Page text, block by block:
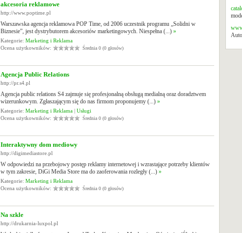
akcesoria reklamowe
http://www.poptime.pl
Warszawska agencja reklamowa POP Time, od 2006 uczestnik programu „Solidni w
Biznesie”, jest dystrybutorem akcesoriów marketingowych. Niespełna (...) »
Kategorie: Marketing i Reklama
Ocena użytkowników:
Średnia 0 (0 głosów)
Agencja Public Relations
http://pr.s4.pl
Agencja public relations S4 zajmuje się profesjonalną obsługą medialną oraz doradztwem
wizerunkowym. Zgłaszającym się do nas firmom proponujemy (...) »
Kategorie: Marketing i Reklama | Usługi
Ocena użytkowników:
Średnia 0 (0 głosów)
Interaktywny dom mediowy
http://digimediastore.pl
W odpowiedzi na przebojowy postęp reklamy internetowej i wzrastające potrzeby klientów
w tym zakresie, DiGi Media Store ma do zaoferowania rozległy (...) »
Kategorie: Marketing i Reklama
Ocena użytkowników:
Średnia 0 (0 głosów)
Na szkle
http://drukarnia-luxpol.pl